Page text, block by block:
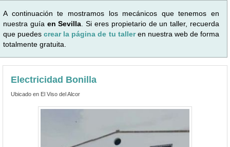
A continuación te mostramos los mecánicos que tenemos en
nuestra guía en Sevilla . Si eres propietario de un taller, recuerda
que puedescrear la página de tu talleren nuestra web de forma
totalmente gratuita.
Electricidad Bonilla
Ubicado en El Viso del Alcor